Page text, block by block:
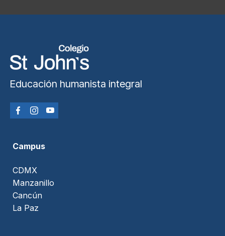
Educación humanista integral
Campus
CDMX
Manzanillo
Cancún
La Paz